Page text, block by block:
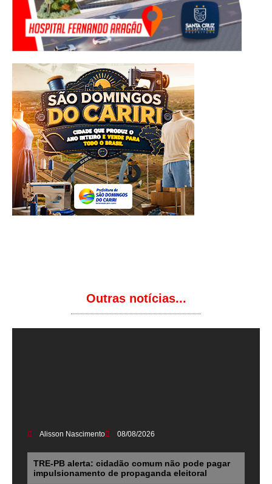
Outras notícias...
Alisson Nascimento 08/08/2026
TRE-PB alerta: cidadão comum não pode pagar
impulsionamento de propaganda eleitoral